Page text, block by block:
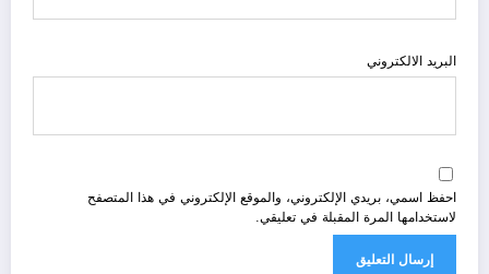
البريد الالكتروني
احفظ اسمي، بريدي الإلكتروني، والموقع الإلكتروني في هذا المتصفح
لاستخدامها المرة المقبلة في تعليقي.